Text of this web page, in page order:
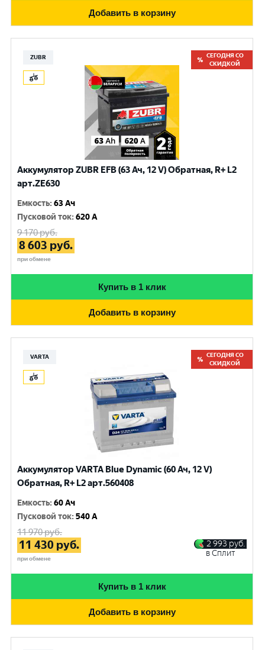
Добавить в корзину
ZUBR
СЕГОДНЯ СО
СКИДКОЙ
Аккумулятор ZUBR EFB (63 Ач, 12 V) Обратная, R+ L2
арт.ZE630
Емкость:63 Ач
Пусковой ток:620 A
9 170руб.
8 603 руб.
при обмене
Купить в 1 клик
Добавить в корзину
VARTA
СЕГОДНЯ СО
СКИДКОЙ
Аккумулятор VARTA Blue Dynamic (60 Ач, 12 V)
Обратная, R+ L2 арт.560408
Емкость:60 Ач
Пусковой ток:540 A
11 970руб.
11 430 руб.
при обмене
2 993 руб.
в Сплит
Купить в 1 клик
Добавить в корзину